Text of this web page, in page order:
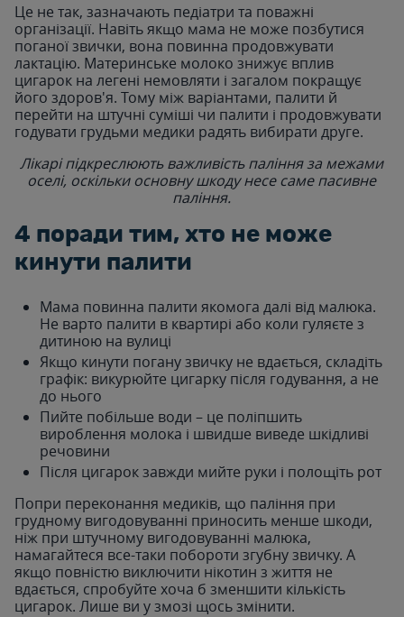
Це не так, зазначають педіатри та поважні
організації. Навіть якщо мама не може позбутися
поганої звички, вона повинна продовжувати
лактацію. Материнське молоко знижує вплив
цигарок на легені немовляти і загалом покращує
його здоров'я. Тому між варіантами, палити й
перейти на штучні суміші чи палити і продовжувати
годувати грудьми медики радять вибирати друге.
Лікарі підкреслюють важливість паління за межами
оселі, оскільки основну шкоду несе саме пасивне
паління.
4 поради тим, хто не може
кинути палити
Мама повинна палити якомога далі від малюка.
Не варто палити в квартирі або коли гуляєте з
дитиною на вулиці
Якщо кинути погану звичку не вдається, складіть
графік: викурюйте цигарку після годування, а не
до нього
Пийте побільше води – це поліпшить
вироблення молока і швидше виведе шкідливі
речовини
Після цигарок завжди мийте руки і полощіть рот
Попри переконання медиків, що паління при
грудному вигодовуванні приносить менше шкоди,
ніж при штучному вигодовуванні малюка,
намагайтеся все-таки побороти згубну звичку. А
якщо повністю виключити нікотин з життя не
вдається, спробуйте хоча б зменшити кількість
цигарок. Лише ви у змозі щось змінити.